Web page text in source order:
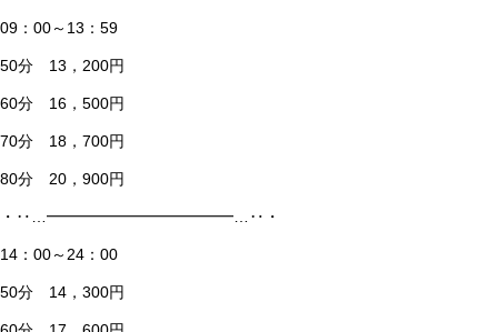
09：00～13：59
50分 13，200円
60分 16，500円
70分 18，700円
80分 20，900円
・‥…━━━━━━━━━━━━…‥・
14：00～24：00
50分 14，300円